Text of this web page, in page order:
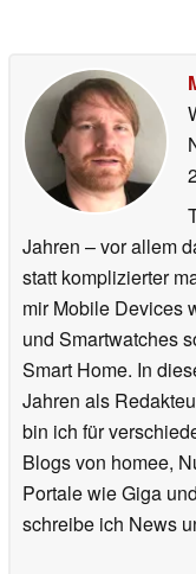
Jahren – vor allem
statt komplizierter
mir Mobile Devices
und Smartwatches
Smart Home. In
Jahren als
bin ich für
Blogs von homee,
Portale wie Giga
schreibe ich News